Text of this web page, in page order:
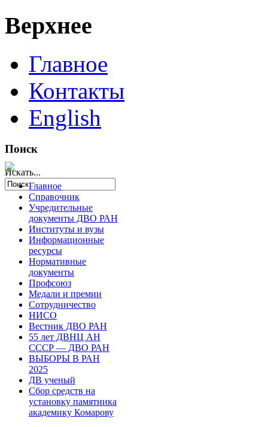
Верхнее
Главное
Контакты
English
Поиск
Искать...
Главное
Справочник
Учредительные
документы ДВО РАН
Институты и вузы
Информационные
ресурсы
Нормативные
документы
Профсоюз
Медали и премии
Сотрудничество
НИСО
Вестник ДВО РАН
55 лет ДВНЦ АН
СССР — ДВО РАН
ВЫБОРЫ В РАН
2025
ДВ ученый
Сбор средств на
установку памятника
академику Комарову